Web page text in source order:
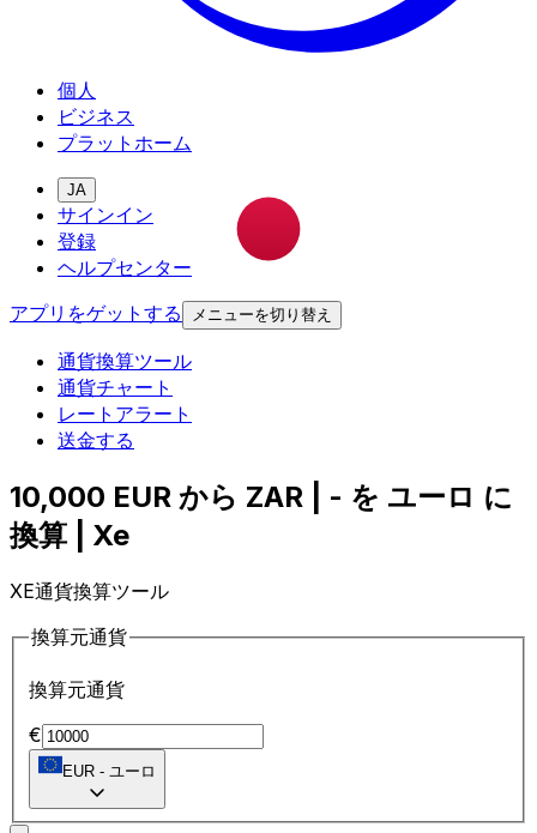
個人
ビジネス
プラットホーム
JA
サインイン
登録
ヘルプセンター
アプリをゲットする
メニューを切り替え
通貨換算ツール
通貨チャート
レートアラート
送金する
10,000 EUR から ZAR | - を ユーロ に
換算 | Xe
XE通貨換算ツール
換算元通貨
換算元通貨
€
EUR - ユーロ